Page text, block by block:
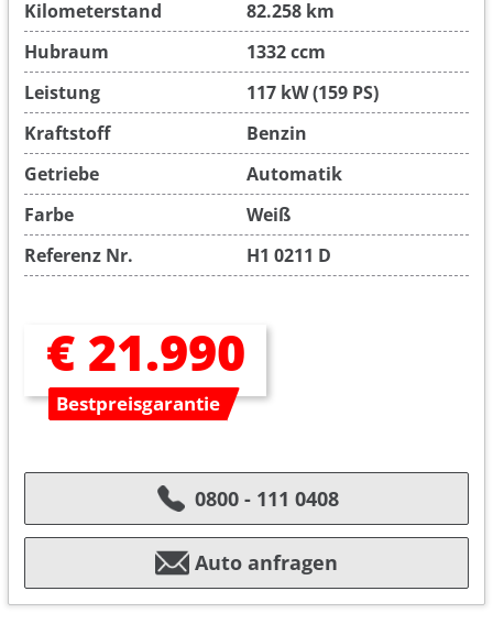
Kilometerstand
82.258 km
Hubraum
1332 ccm
Leistung
117 kW (159 PS)
Kraftstoff
Benzin
Getriebe
Automatik
Farbe
Weiß
Referenz Nr.
H1 0211 D
€ 21.990
Bestpreisgarantie
0800 - 111 0408
Auto anfragen